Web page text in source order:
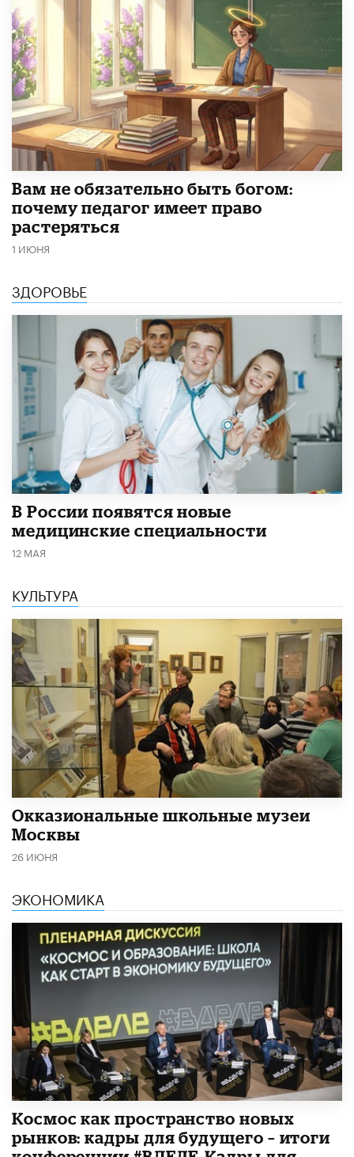
​Вам не обязательно быть богом:
почему педагог имеет право
растеряться
1 ИЮНЯ
ЗДОРОВЬЕ
В России появятся новые
медицинские специальности
12 МАЯ
КУЛЬТУРА
​Окказиональные школьные музеи
Москвы
26 ИЮНЯ
ЭКОНОМИКА
Космос как пространство новых
рынков: кадры для будущего – итоги